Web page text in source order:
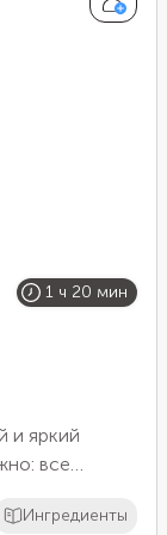
1 ч 20 мин
и яркий
все
нужно
Ингредиенты